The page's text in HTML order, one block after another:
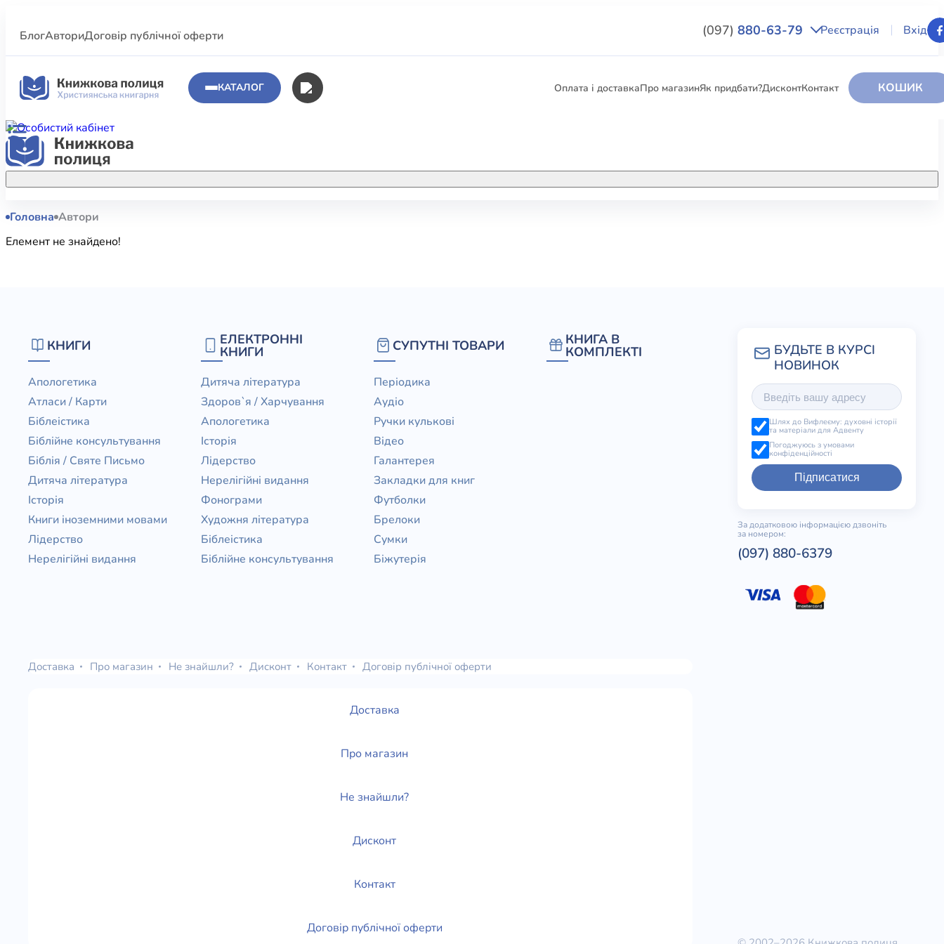
БлогАвториДоговір публічної оферти (097) 880-63-79 Реєстрація Вхід
КАТАЛОГ Оплата і доставкаПро магазинЯк придбати?ДисконтКонтакт КОШИК
Акційні пропозиції
Купуйте більше улюблених книжок за
Новинки
Свіжі надходження, актуальна
література та нові автори на нашій
полиці.
КНИГИ
Дитяча література
Книги іноземними мовами
Церковні традиції
Публіцистика
Богослів`я
ЕЛЕКТРОННІ КНИГИ
Головна Автори
Елемент не знайдено!
КНИГИ
Апологетика
Атласи / Карти
Біблеістика
Біблійне консультування
Біблія / Святе Письмо
Дитяча література
Історія
Книги іноземними мовами
Лідерство
Нерелігійні видання
ЕЛЕКТРОННІ
КНИГИ
Дитяча література
Здоров`я / Харчування
Апологетика
Історія
Лідерство
Нерелігійні видання
Фонограми
Художня література
Біблеістика
Біблійне консультування
СУПУТНІ ТОВАРИ
Періодика
Аудіо
Ручки кулькові
Відео
Галантерея
Закладки для книг
Футболки
Брелоки
Сумки
Біжутерія
КНИГА В
КОМПЛЕКТІ
Шлях до Вифлеєму: духовні історії
та матеріали для Адвенту
Погоджуюсь з умовами
конфіденційності
Підписатися
За додатковою інформацією дзвоніть
за номером:
(097) 880-6379
Доставка Про магазин Не знайшли? Дисконт Контакт Договір публічної оферти
Доставка
Про магазин
Не знайшли?
Дисконт
Контакт
Договір публічної оферти